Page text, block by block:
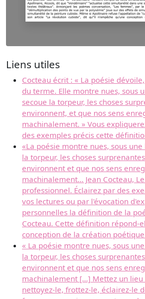
Liens utiles
Cocteau écrit : « La poésie
du terme. Elle montre nues, sous
secoue la torpeur, les choses
environnent, et que nos sens
machinalement. » Vous
des exemples précis cette
«La poésie montre nues, sous
la torpeur, les choses
environnent et que nos sens
machinalement... Jean Cocteau,
professionnel. Éclairez par des
vos lectures ou par l'évocation
personnelles la définition de la
Cocteau. Cette définition répond-
conception de la création poétique
« La poésie montre nues, sous
la torpeur, les choses
environnent et que nos sens
machinalement [...] Mettez un
nettoyez-le, frottez-le, éclairez-le